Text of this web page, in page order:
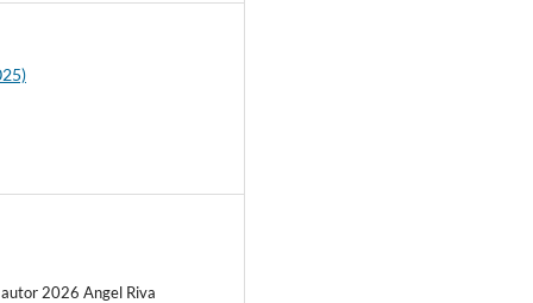
2026 Angel Riva